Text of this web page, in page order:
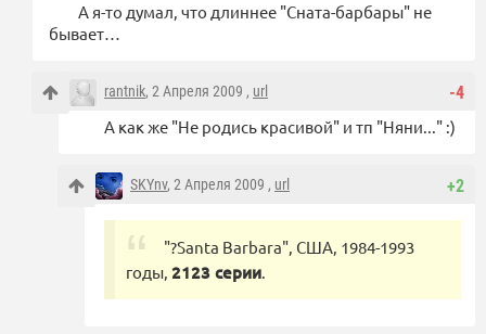
А я-то думал, что длиннее "Сната-барбары" не
бывает…
-4
rantnik, 2 Апреля 2009 , url
А как же "Не родись красивой" и тп "Няни..." :)
+2
SKYnv, 2 Апреля 2009 , url
"?Santa Barbara", США, 1984-1993
годы, 2123 серии.